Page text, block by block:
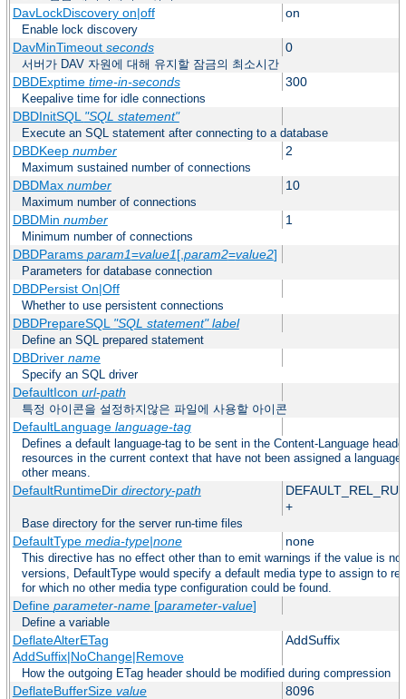
DavLockDiscovery on|off on
Enable lock discovery
DavMinTimeout seconds 0
서버가 DAV 자원에 대해 유지할 잠금의 최소시간
DBDExptime time-in-seconds 300
Keepalive time for idle connections
DBDInitSQL "SQL statement"
Execute an SQL statement after connecting to a database
DBDKeep number 2
Maximum sustained number of connections
DBDMax number 10
Maximum number of connections
DBDMin number 1
Minimum number of connections
DBDParams param1=value1[, param2=value2]
Parameters for database connection
DBDPersist On|Off
Whether to use persistent connections
DBDPrepareSQL "SQL statement" label
Define an SQL prepared statement
DBDriver name
Specify an SQL driver
DefaultIcon url-path
특정 아이콘을 설정하지않은 파일에 사용할 아이콘
DefaultLanguage language-tag
Defines a default language-tag to be sent in the Content-Language
resources in the current context that have not been assigned a
other means.
DefaultRuntimeDir directory-path
+
Base directory for the server run-time files
DefaultType media-type|none none
This directive has no effect other than to emit warnings if the value is
versions, DefaultType would specify a default media type to assign to
for which no other media type configuration could be found.
Define parameter-name[parameter-value]
Define a variable
DeflateAlterETag
AddSuffix|NoChange|Remove
AddSuffix
How the outgoing ETag header should be modified during compression
DeflateBufferSize value 8096